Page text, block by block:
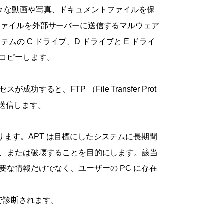
動画や写真、ドキュメントファイルを保
イルを外部サーバーに送信するマルウェア
ムの C ドライブ、D ドライブと E ドライ
ピーします。
スが成功すると、FTP （File Transfer Prot
信します。
す。APT は目標にしたシステムに長期間
または破壊することを目的にします。該当
な情報だけでなく、ユーザーの PC に存在
断されます。